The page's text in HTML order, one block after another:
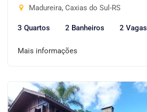
Madureira, Caxias do Sul-RS
3 Quartos 2 Banheiros 2 Vagas
Mais informações